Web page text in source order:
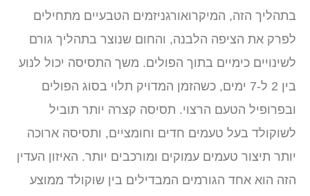
הזה, המיקרואורגניזמים הטבעיים מתחילים
את הציפה הלבנה, והחום שנוצר בתהליך גורם
כימיים בתוך הפולים. משך התסיסה יכול לנוע
בין 2 ל-7 ימים, כשהזמן המדויק תלוי בסוג הפולים
הטעם הרצוי. תסיסה קצרה יותר תוביל
בעל טעמים חדים וחומציים, ותסיסה ארוכה
תיצור טעמים עמוקים ומורכבים יותר. האיזון העדין
הוא אחד הגורמים המבדילים בין שוקולד ממוצע